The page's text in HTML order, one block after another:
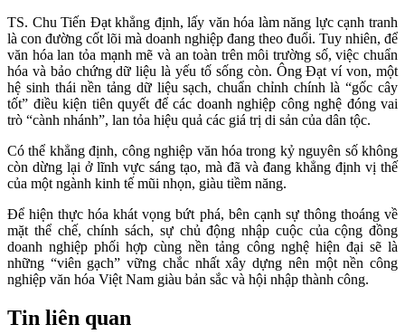
TS. Chu Tiến Đạt khẳng định, lấy văn hóa làm năng lực cạnh tranh
là con đường cốt lõi mà doanh nghiệp đang theo đuổi. Tuy nhiên, để
văn hóa lan tỏa mạnh mẽ và an toàn trên môi trường số, việc chuẩn
hóa và bảo chứng dữ liệu là yếu tố sống còn. Ông Đạt ví von, một
hệ sinh thái nền tảng dữ liệu sạch, chuẩn chỉnh chính là “gốc cây
tốt” điều kiện tiên quyết để các doanh nghiệp công nghệ đóng vai
trò “cành nhánh”, lan tỏa hiệu quả các giá trị di sản của dân tộc.
Có thể khẳng định, công nghiệp văn hóa trong kỷ nguyên số không
còn dừng lại ở lĩnh vực sáng tạo, mà đã và đang khẳng định vị thế
của một ngành kinh tế mũi nhọn, giàu tiềm năng.
Để hiện thực hóa khát vọng bứt phá, bên cạnh sự thông thoáng về
mặt thể chế, chính sách, sự chủ động nhập cuộc của cộng đồng
doanh nghiệp phối hợp cùng nền tảng công nghệ hiện đại sẽ là
những “viên gạch” vững chắc nhất xây dựng nên một nền công
nghiệp văn hóa Việt Nam giàu bản sắc và hội nhập thành công.
Tin liên quan